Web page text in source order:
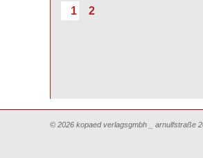
1 2
© 2026 kopaed verlagsgmbh _ arnulfstraße